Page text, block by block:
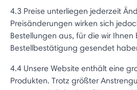
4.3 Preise unterliegen jederzeit
Preisänderungen wirken sich
Bestellungen aus, für die wir Ihnen
Bestellbestätigung gesendet
4.4 Unsere Website enthält eine
Produkten. Trotz größter